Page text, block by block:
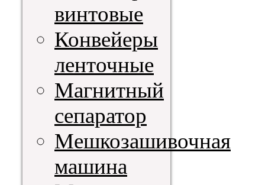
винтовые
Конвейеры
ленточные
Магнитный
сепаратор
Мешкозашивочная
машина